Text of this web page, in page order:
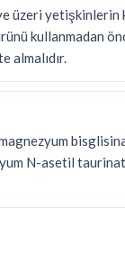
yetişkinlerin
kullanmadan
almalıdır.
N-asetil